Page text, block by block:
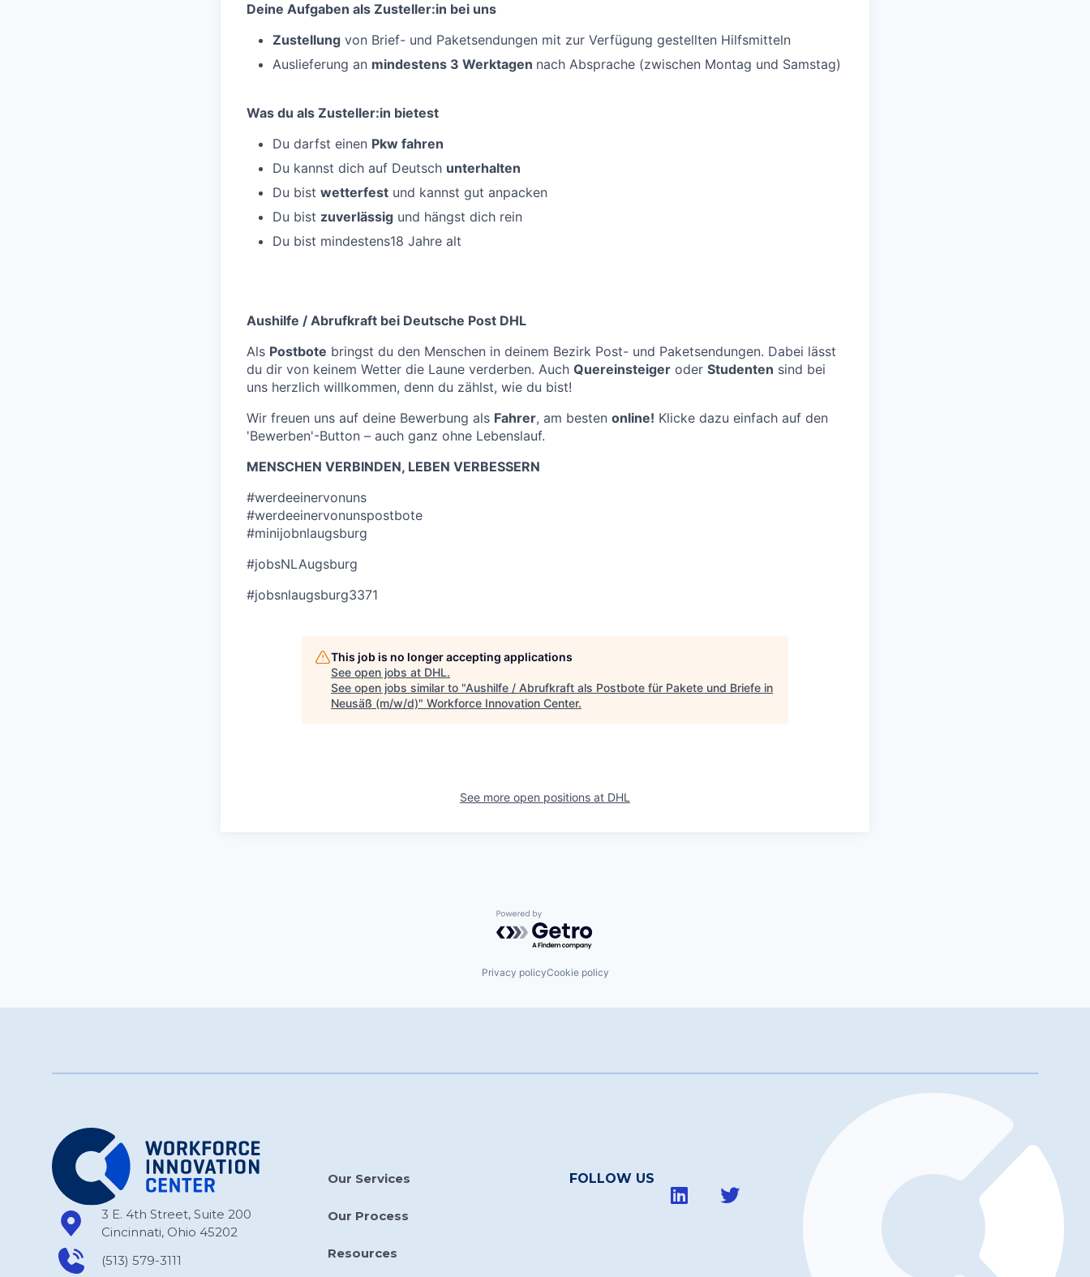
Deine Aufgaben als Zusteller:in bei uns
Zustellung von Brief- und Paketsendungen mit zur Verfügung gestellten Hilfsmitteln
Auslieferung an mindestens 3 Werktagen nach Absprache (zwischen Montag und Samstag)
Was du als Zusteller:in bietest
Du darfst einen Pkw fahren
Du kannst dich auf Deutsch unterhalten
Du bist wetterfest und kannst gut anpacken
Du bist zuverlässig und hängst dich rein
Du bist mindestens18 Jahre alt
Aushilfe / Abrufkraft bei Deutsche Post DHL
Als Postbote bringst du den Menschen in deinem Bezirk Post- und Paketsendungen. Dabei lässt
du dir von keinem Wetter die Laune verderben. Auch Quereinsteiger oder Studenten sind bei
uns herzlich willkommen, denn du zählst, wie du bist!
Wir freuen uns auf deine Bewerbung als Fahrer, am besten online! Klicke dazu einfach auf den
'Bewerben'-Button – auch ganz ohne Lebenslauf.
MENSCHEN VERBINDEN, LEBEN VERBESSERN
#werdeeinervonuns
#werdeeinervonunspostbote
#minijobnlaugsburg
#jobsNLAugsburg
#jobsnlaugsburg3371
This job is no longer accepting applications
See open jobs at DHL.
See open jobs similar to "Aushilfe / Abrufkraft als Postbote für Pakete und Briefe in
Neusäß (m/w/d)" Workforce Innovation Center.
See more open positions at DHL
Powered by Getro.com
Privacy policyCookie policy
3 E. 4th Street, Suite 200
Cincinnati, Ohio 45202
(513) 579-3111
Our Services
Our Process
Resources
FOLLOW US